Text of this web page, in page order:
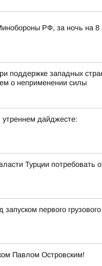
РФ, за ночь на 8
поддержке западных
о неприменении силы
утреннем дайджесте:
Турции потребовать
запуском первого
Павлом Островским!